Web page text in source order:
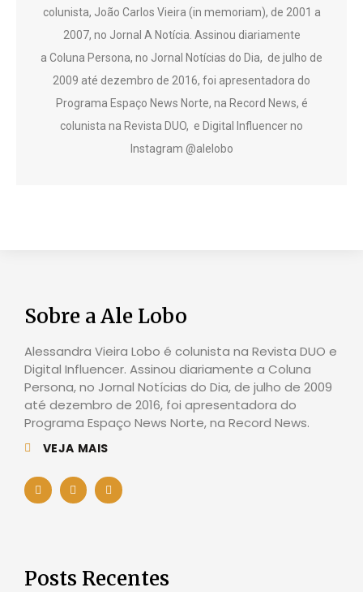
colunista, João Carlos Vieira (in memoriam), de 2001 a
2007, no Jornal A Notícia. Assinou diariamente
a Coluna Persona, no Jornal Notícias do Dia, de julho de
2009 até dezembro de 2016, foi apresentadora do
Programa Espaço News Norte, na Record News, é
colunista na Revista DUO, e Digital Influencer no
Instagram @alelobo
Sobre a Ale Lobo
Alessandra Vieira Lobo é colunista na Revista DUO e
Digital Influencer. Assinou diariamente a Coluna
Persona, no Jornal Notícias do Dia, de julho de 2009
até dezembro de 2016, foi apresentadora do
Programa Espaço News Norte, na Record News.
VEJA MAIS
Posts Recentes